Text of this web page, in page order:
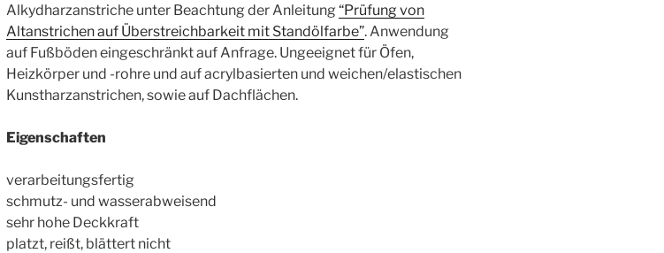
Alkydharzanstriche unter Beachtung der Anleitung “Prüfung von
Altanstrichen auf Überstreichbarkeit mit Standölfarbe”. Anwendung
auf Fußböden eingeschränkt auf Anfrage. Ungeeignet für Öfen,
Heizkörper und -rohre und auf acrylbasierten und weichen/elastischen
Kunstharzanstrichen, sowie auf Dachflächen.
Eigenschaften
verarbeitungsfertig
schmutz- und wasserabweisend
sehr hohe Deckkraft
platzt, reißt, blättert nicht